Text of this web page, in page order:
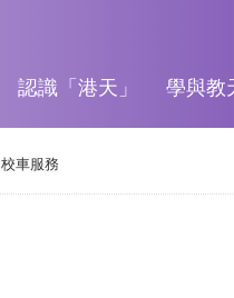
認識「港天」 學與教
校車服務